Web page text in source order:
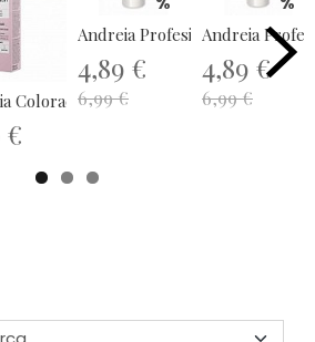
Color H35
Coloración Permanente 100ml...
€
Andreia Profesional Gel Polish...
4,89 €
6,99 €
Andreia
4,89 €
6,99 €